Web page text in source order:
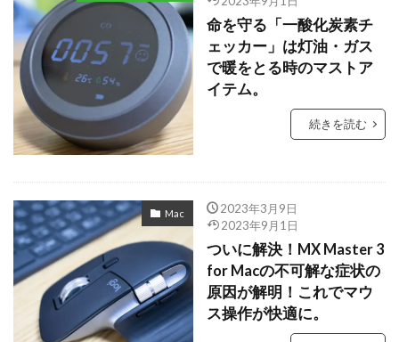
命を守る「一酸化炭素チ
ェッカー」は灯油・ガス
で暖をとる時のマストア
イテム。
続きを読む
Mac
2023年3月9日
2023年9月1日
ついに解決！MX Master 3
for Macの不可解な症状の
原因が解明！これでマウ
ス操作が快適に。